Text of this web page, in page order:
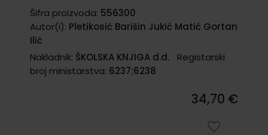
Šifra proizvoda: 556300
Autor(i): Pletikosić Barišin Jukić Matić Gortan
Ilić
Nakladnik: ŠKOLSKA KNJIGA d.d.
Registarski
broj ministarstva: 6237;6238
34,70 €